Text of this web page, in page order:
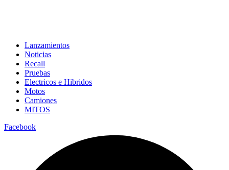
Lanzamientos
Noticias
Recall
Pruebas
Electricos e Hibridos
Motos
Camiones
MITOS
Facebook